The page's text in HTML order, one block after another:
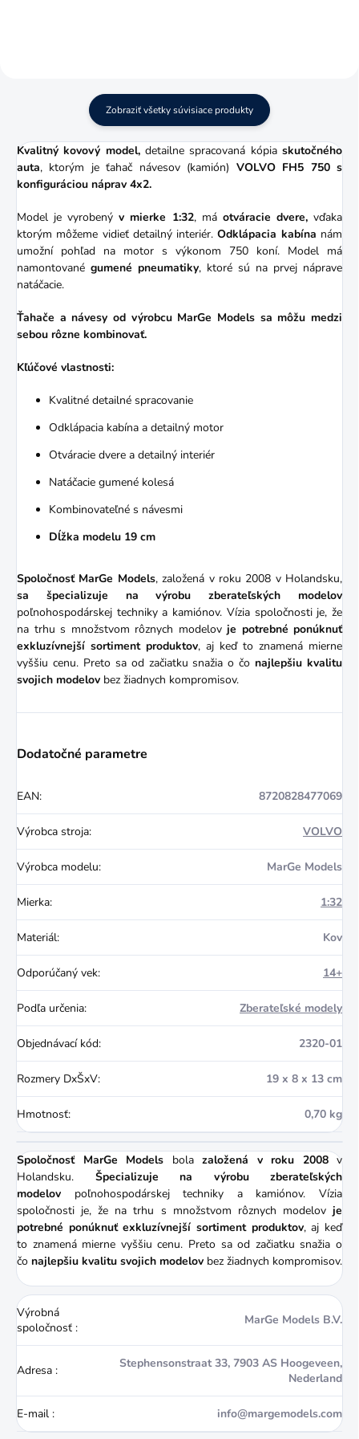
Zobraziť všetky súvisiace produkty
Kvalitný kovový model,detailne spracovaná kópiaskutočného
auta, ktorým je ťahač návesov (kamión) VOLVO FH5 750 s
konfiguráciou náprav 4x2.
Model je vyrobenýv mierke 1:32, má otváracie dvere,vďaka
ktorým môžeme vidieť detailný interiér.Odklápacia kabína nám
umožní pohľad na motor s výkonom 750 koní. Model má
namontované gumené pneumatiky, ktoré sú na prvej náprave
natáčacie.
Ťahače a návesy od výrobcu MarGe Models sa môžu medzi
sebou rôzne kombinovať.
Kľúčové vlastnosti:
Kvalitné detailné spracovanie
Odklápacia kabína a detailný motor
Otváracie dvere a detailný interiér
Natáčacie gumené kolesá
Kombinovateľné s návesmi
Dĺžka modelu 19 cm
Spoločnosť MarGe Models, založená v roku 2008 v Holandsku,
sa špecializuje na výrobu zberateľských modelov
poľnohospodárskej techniky a kamiónov. Vízia spoločnosti je, že
na trhu s množstvom rôznych modelov je potrebné ponúknuť
exkluzívnejší sortiment produktov, aj keď to znamená mierne
vyššiu cenu. Preto sa od začiatku snažia o čo najlepšiu kvalitu
svojich modelov bez žiadnych kompromisov.
Dodatočné parametre
EAN: 8720828477069
Výrobca stroja: VOLVO
Výrobca modelu: MarGe Models
Mierka: 1:32
Materiál: Kov
Odporúčaný vek: 14+
Podľa určenia: Zberateľské modely
Objednávací kód: 2320-01
Rozmery DxŠxV: 19 x 8 x 13 cm
Hmotnosť: 0,70 kg
Spoločnosť MarGe Models bola založená v roku 2008 v
Holandsku.
Špecializuje na výrobu zberateľských
modelov
poľnohospodárskej techniky a kamiónov. Vízia
spoločnosti je, že na trhu s množstvom rôznych modelov je
potrebné ponúknuť exkluzívnejší sortiment produktov, aj keď
to znamená mierne vyššiu cenu. Preto sa od začiatku snažia o
čo najlepšiu kvalitu svojich modelov bez žiadnych kompromisov.
Výrobná
spoločnosť :
MarGe Models B.V.
Adresa :
Stephensonstraat 33, 7903 AS Hoogeveen,
Nederland ​
E-mail : info@margemodels.com